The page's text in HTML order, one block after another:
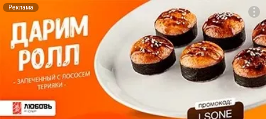
Реклама